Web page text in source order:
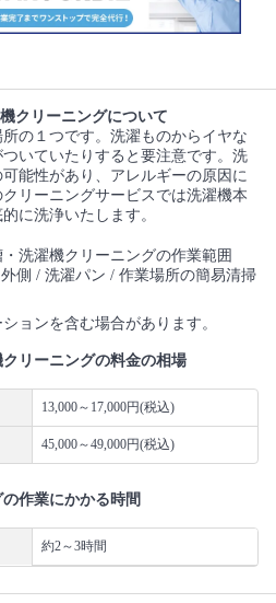
クリーニングについて
の１つです。洗濯ものからイヤな
いていたりすると要注意です。洗
能性があり、アレルギーの原因に
リーニングサービスでは洗濯機本
に洗浄いたします。
洗濯機クリーニングの作業範囲
側 / 洗濯パン / 作業場所の簡易清掃
ョンを含む場合があります。
リーニングの料金の相場
13,000～17,000円(税込)
45,000～49,000円(税込)
作業にかかる時間
約2～3時間